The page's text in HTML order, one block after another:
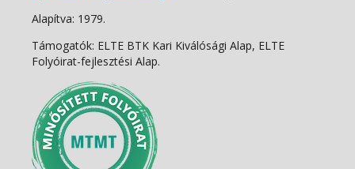
Alapítva: 1979.
Támogatók: ELTE BTK Kari Kiválósági Alap, ELTE
Folyóirat-fejlesztési Alap.